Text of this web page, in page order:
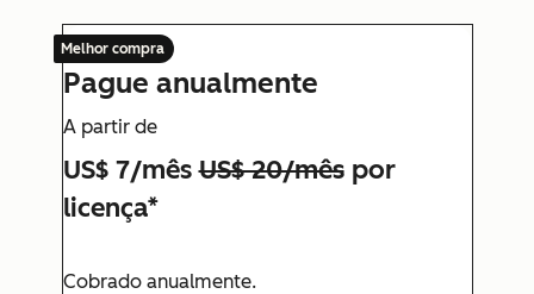
Melhor compra
Pague anualmente
A partir de
US$ 7/mêsUS$ 20/mêspor
licença*
Cobrado anualmente.